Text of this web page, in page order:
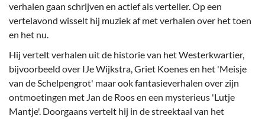
verhalen gaan schrijven en actief als verteller. Op een
vertelavond wisselt hij muziek af met verhalen over het toen
en het nu.
Hij vertelt verhalen uit de historie van het Westerkwartier,
bijvoorbeeld over IJe Wijkstra, Griet Koenes en het 'Meisje
van de Schelpengrot' maar ook fantasieverhalen over zijn
ontmoetingen met Jan de Roos en een mysterieus 'Lutje
Mantje'. Doorgaans vertelt hij in de streektaal van het